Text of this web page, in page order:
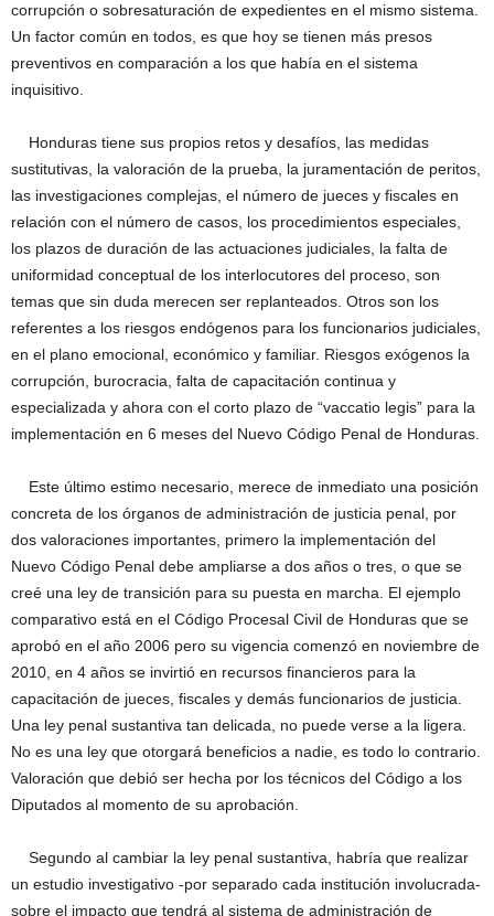
corrupción o sobresaturación de expedientes en el mismo sistema.
Un factor común en todos, es que hoy se tienen más presos
preventivos en comparación a los que había en el sistema
inquisitivo.
Honduras tiene sus propios retos y desafíos, las medidas
sustitutivas, la valoración de la prueba, la juramentación de peritos,
las investigaciones complejas, el número de jueces y fiscales en
relación con el número de casos, los procedimientos especiales,
los plazos de duración de las actuaciones judiciales, la falta de
uniformidad conceptual de los interlocutores del proceso, son
temas que sin duda merecen ser replanteados. Otros son los
referentes a los riesgos endógenos para los funcionarios judiciales,
en el plano emocional, económico y familiar. Riesgos exógenos la
corrupción, burocracia, falta de capacitación continua y
especializada y ahora con el corto plazo de “vaccatio legis” para la
implementación en 6 meses del Nuevo Código Penal de Honduras.
Este último estimo necesario, merece de inmediato una posición
concreta de los órganos de administración de justicia penal, por
dos valoraciones importantes, primero la implementación del
Nuevo Código Penal debe ampliarse a dos años o tres, o que se
creé una ley de transición para su puesta en marcha. El ejemplo
comparativo está en el Código Procesal Civil de Honduras que se
aprobó en el año 2006 pero su vigencia comenzó en noviembre de
2010, en 4 años se invirtió en recursos financieros para la
capacitación de jueces, fiscales y demás funcionarios de justicia.
Una ley penal sustantiva tan delicada, no puede verse a la ligera.
No es una ley que otorgará beneficios a nadie, es todo lo contrario.
Valoración que debió ser hecha por los técnicos del Código a los
Diputados al momento de su aprobación.
Segundo al cambiar la ley penal sustantiva, habría que realizar
un estudio investigativo -por separado cada institución involucrada-
sobre el impacto que tendrá al sistema de administración de